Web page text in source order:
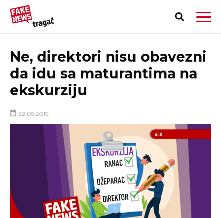
PRIJAVI LAŽNU VEST!
Ne, direktori nisu obavezni
da idu sa maturantima na
ekskurziju
22.05.2019.